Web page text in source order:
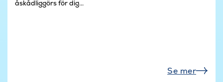
åskådliggörs för dig...
Se mer